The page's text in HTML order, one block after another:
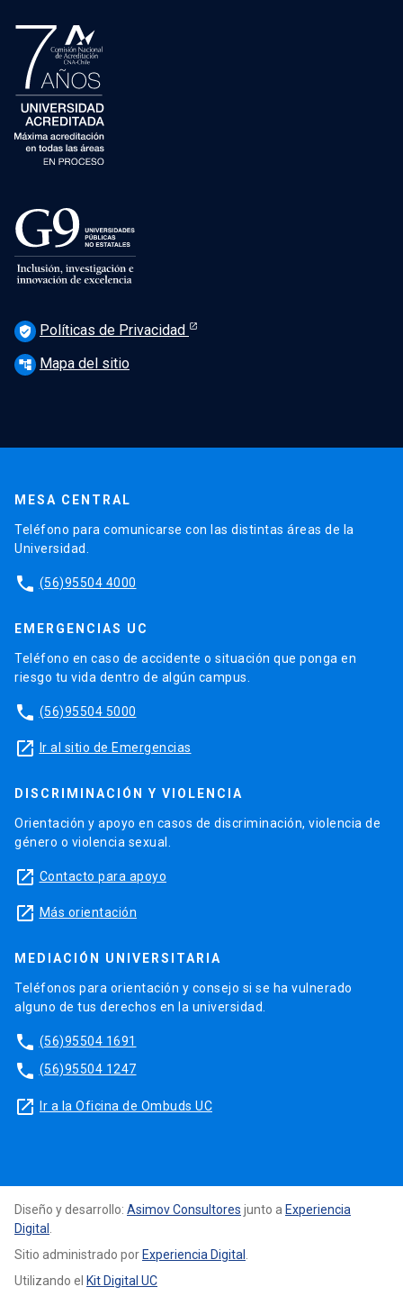
verified_user Políticas de Privacidad
account_tree Mapa del sitio
MESA CENTRAL
Teléfono para comunicarse con las distintas áreas de la
Universidad.
phone (56)95504 4000
EMERGENCIAS UC
Teléfono en caso de accidente o situación que ponga en
riesgo tu vida dentro de algún campus.
phone (56)95504 5000
launch Ir al sitio de Emergencias
DISCRIMINACIÓN Y VIOLENCIA
Orientación y apoyo en casos de discriminación, violencia de
género o violencia sexual.
launch Contacto para apoyo
launch Más orientación
MEDIACIÓN UNIVERSITARIA
Teléfonos para orientación y consejo si se ha vulnerado
alguno de tus derechos en la universidad.
phone (56)95504 1691
phone (56)95504 1247
launch Ir a la Oficina de Ombuds UC
Diseño y desarrollo: Asimov Consultores junto a Experiencia
Digital
Sitio administrado porExperiencia Digital
Utilizando el Kit Digital UC